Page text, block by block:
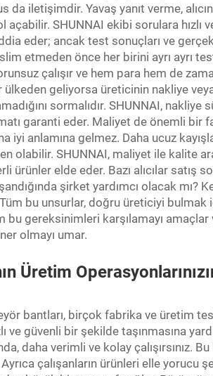
iletişimdir. Yavaş yanıt verme,
SHUNNAI ekibi sorulara hızlı
eder; ancak test sonuçları ve
etmeden önce her birini ayrı ayrı
çalışır ve hem para hem de
ülkeden geliyorsa üreticinin nakliye
sormalıdır. SHUNNAI, nakliye
garanti eder. Maliyet de önemli bir
iyi anlamına gelmez. Daha ucuz
olabilir. SHUNNAI, maliyet ile kalite
ürünler elde eder. Bazı alıcılar satış
şirket yardımcı olacak mı?
Tüm bu unsurlar, doğru üreticiyi
gereksinimleri karşılamayı amaçlar
olmayı umar.
Üretim
bantları, birçok fabrika ve üretim
ve güvenli bir şekilde taşınmasına
daha verimli ve kolay çalışırsınız.
çalışanların ürünleri elle yorucu